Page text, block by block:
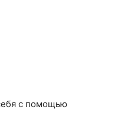
с помощью